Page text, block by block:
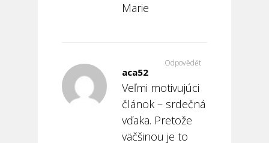
Marie
aca52
Veľmi motivujúci
článok – srdečná
vďaka. Pretože
väčšinou je to
Odpovědět